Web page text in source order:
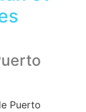
Puerto